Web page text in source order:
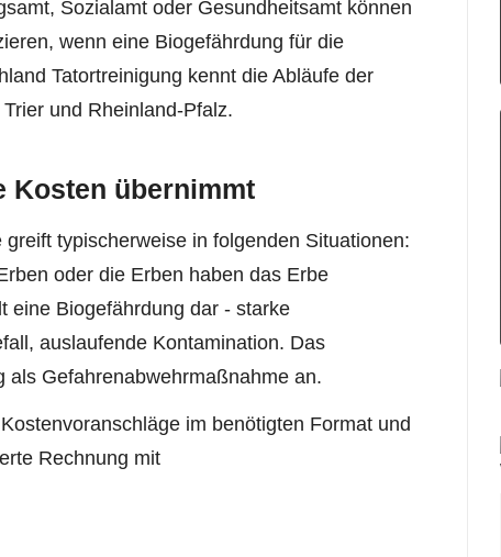
Sozialamt oder Gesundheitsamt können
wenn eine Biogefährdung für die
Tatortreinigung kennt die Abläufe der
und Rheinland-Pfalz.
Kosten übernimmt
typischerweise in folgenden Situationen:
oder die Erben haben das Erbe
eine Biogefährdung dar - starke
auslaufende Kontamination. Das
Gefahrenabwehrmaßnahme an.
im benötigten Format und
Rechnung mit